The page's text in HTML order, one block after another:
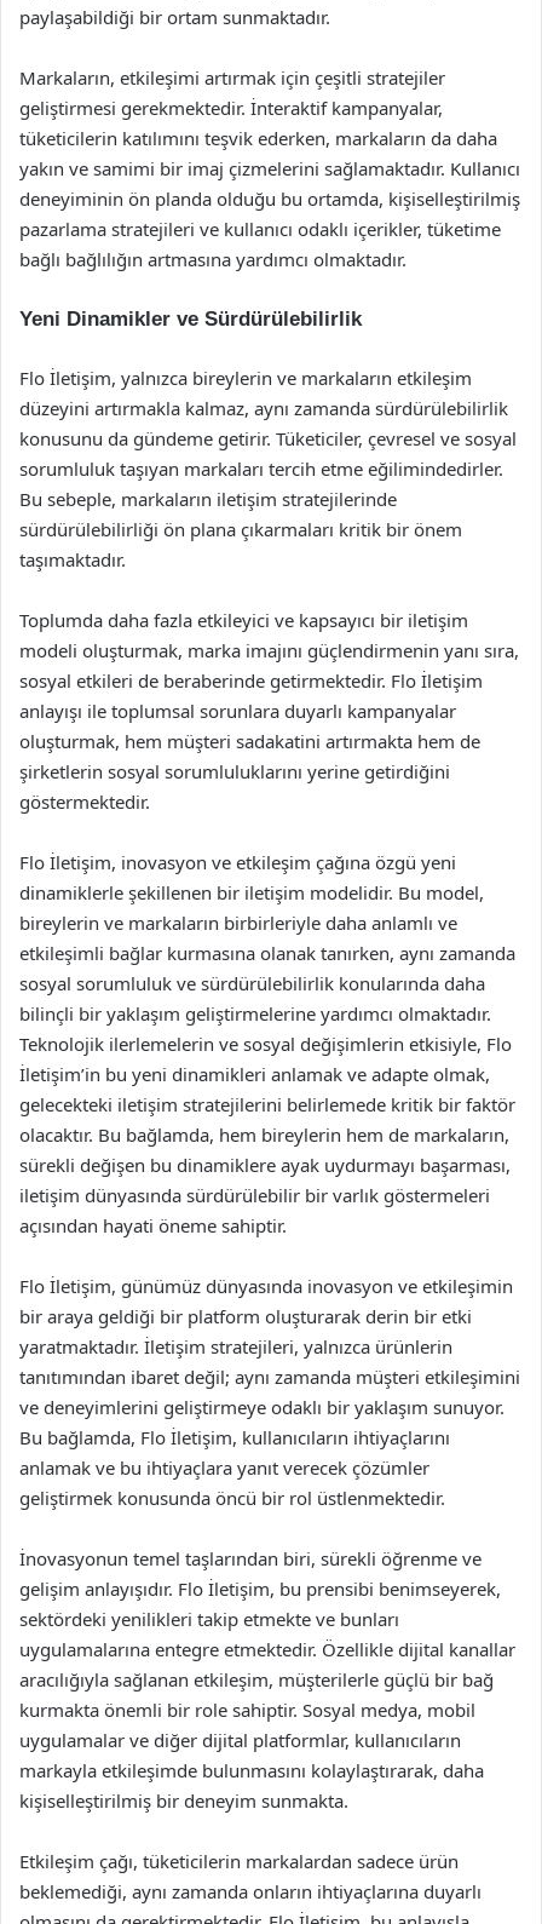
paylaşabildiği bir ortam sunmaktadır.
Markaların, etkileşimi artırmak için çeşitli stratejiler
geliştirmesi gerekmektedir. İnteraktif kampanyalar,
tüketicilerin katılımını teşvik ederken, markaların da daha
yakın ve samimi bir imaj çizmelerini sağlamaktadır. Kullanıcı
deneyiminin ön planda olduğu bu ortamda, kişiselleştirilmiş
pazarlama stratejileri ve kullanıcı odaklı içerikler, tüketime
bağlı bağlılığın artmasına yardımcı olmaktadır.
Yeni Dinamikler ve Sürdürülebilirlik
Flo İletişim, yalnızca bireylerin ve markaların etkileşim
düzeyini artırmakla kalmaz, aynı zamanda sürdürülebilirlik
konusunu da gündeme getirir. Tüketiciler, çevresel ve sosyal
sorumluluk taşıyan markaları tercih etme eğilimindedirler.
Bu sebeple, markaların iletişim stratejilerinde
sürdürülebilirliği ön plana çıkarmaları kritik bir önem
taşımaktadır.
Toplumda daha fazla etkileyici ve kapsayıcı bir iletişim
modeli oluşturmak, marka imajını güçlendirmenin yanı sıra,
sosyal etkileri de beraberinde getirmektedir. Flo İletişim
anlayışı ile toplumsal sorunlara duyarlı kampanyalar
oluşturmak, hem müşteri sadakatini artırmakta hem de
şirketlerin sosyal sorumluluklarını yerine getirdiğini
göstermektedir.
Flo İletişim, inovasyon ve etkileşim çağına özgü yeni
dinamiklerle şekillenen bir iletişim modelidir. Bu model,
bireylerin ve markaların birbirleriyle daha anlamlı ve
etkileşimli bağlar kurmasına olanak tanırken, aynı zamanda
sosyal sorumluluk ve sürdürülebilirlik konularında daha
bilinçli bir yaklaşım geliştirmelerine yardımcı olmaktadır.
Teknolojik ilerlemelerin ve sosyal değişimlerin etkisiyle, Flo
İletişim’in bu yeni dinamikleri anlamak ve adapte olmak,
gelecekteki iletişim stratejilerini belirlemede kritik bir faktör
olacaktır. Bu bağlamda, hem bireylerin hem de markaların,
sürekli değişen bu dinamiklere ayak uydurmayı başarması,
iletişim dünyasında sürdürülebilir bir varlık göstermeleri
açısından hayati öneme sahiptir.
Flo İletişim, günümüz dünyasında inovasyon ve etkileşimin
bir araya geldiği bir platform oluşturarak derin bir etki
yaratmaktadır. İletişim stratejileri, yalnızca ürünlerin
tanıtımından ibaret değil; aynı zamanda müşteri etkileşimini
ve deneyimlerini geliştirmeye odaklı bir yaklaşım sunuyor.
Bu bağlamda, Flo İletişim, kullanıcıların ihtiyaçlarını
anlamak ve bu ihtiyaçlara yanıt verecek çözümler
geliştirmek konusunda öncü bir rol üstlenmektedir.
İnovasyonun temel taşlarından biri, sürekli öğrenme ve
gelişim anlayışıdır. Flo İletişim, bu prensibi benimseyerek,
sektördeki yenilikleri takip etmekte ve bunları
uygulamalarına entegre etmektedir. Özellikle dijital kanallar
aracılığıyla sağlanan etkileşim, müşterilerle güçlü bir bağ
kurmakta önemli bir role sahiptir. Sosyal medya, mobil
uygulamalar ve diğer dijital platformlar, kullanıcıların
markayla etkileşimde bulunmasını kolaylaştırarak, daha
kişiselleştirilmiş bir deneyim sunmakta.
Etkileşim çağı, tüketicilerin markalardan sadece ürün
beklemediği, aynı zamanda onların ihtiyaçlarına duyarlı